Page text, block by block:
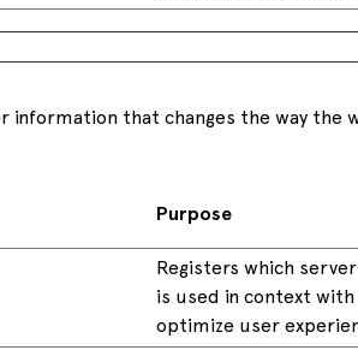
that changes the way
Purpose
Registers which
is used in context
optimize user